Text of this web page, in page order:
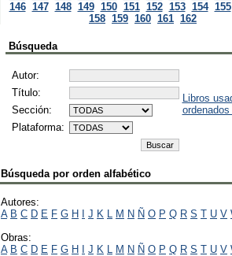
146 147 148 149 150 151 152 153 154 155
158 159 160 161 162
Búsqueda
Autor:
Título:
Sección:
Plataforma:
Libros
Búsqueda por orden alfabético
Autores:
A B C D E F G H I J K L M N Ñ O P Q R S T U V
Obras:
A B C D E F G H I J K L M N Ñ O P Q R S T U V